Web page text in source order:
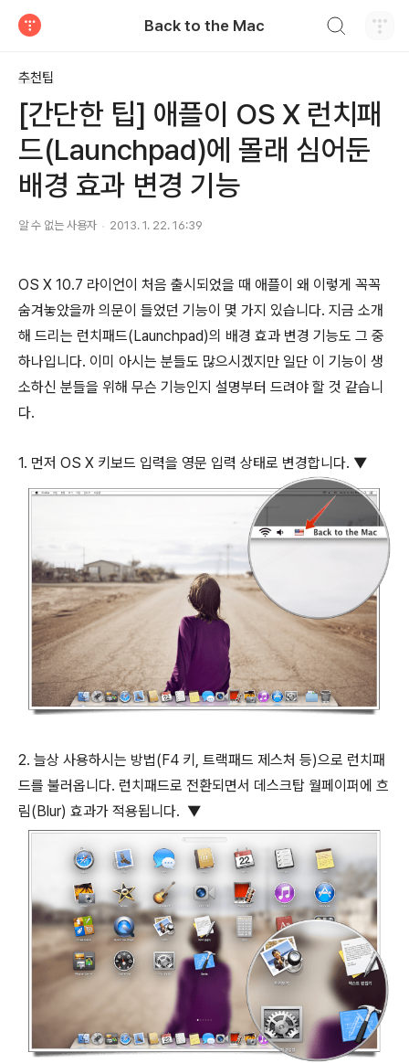
Back to the Mac
추천팁
[간단한 팁] 애플이 OS X 런치패
드(Launchpad)에 몰래 심어둔
배경 효과 변경 기능
알 수 없는 사용자 2013. 1. 22. 16:39
OS X 10.7 라이언이 처음 출시되었을 때 애플이 왜 이렇게 꼭꼭
숨겨놓았을까 의문이 들었던 기능이 몇 가지 있습니다. 지금 소개
해 드리는 런치패드(Launchpad)의 배경 효과 변경 기능도 그 중
하나입니다. 이미 아시는 분들도 많으시겠지만 일단 이 기능이 생
소하신 분들을 위해 무슨 기능인지 설명부터 드려야 할 것 같습니
다.
1. 먼저 OS X 키보드 입력을 영문 입력 상태로 변경합니다. ▼
2. 늘상 사용하시는 방법(F4 키, 트랙패드 제스처 등)으로 런치패
드를 불러옵니다. 런치패드로 전환되면서 데스크탑 월페이퍼에 흐
림(Blur) 효과가 적용됩니다. ▼